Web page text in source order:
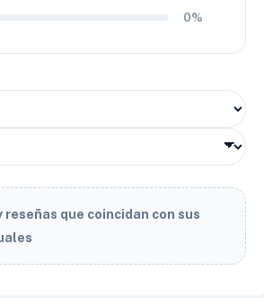
la convierte en una inversión inteligente
0%
reseñas que coincidan con sus